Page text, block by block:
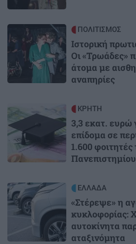
Image ΠΟΛΙΤΙΣΜΟΣ
Ιστορική
Οι «Τρωάδες»
άτομα με
αναπηρίες
Image ΚΡΗΤΗ
3,3 εκατ. ευρώ
επίδομα σε
1.600 φοιτητές
Image ΕΛΛΑΔΑ
«Στέρεψε» η
κυκλοφορίας:
αυτοκίνητα
αταξινόμητα